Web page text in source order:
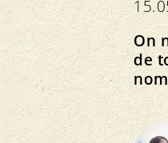
Climat
S’ABONNER À LA
On
de